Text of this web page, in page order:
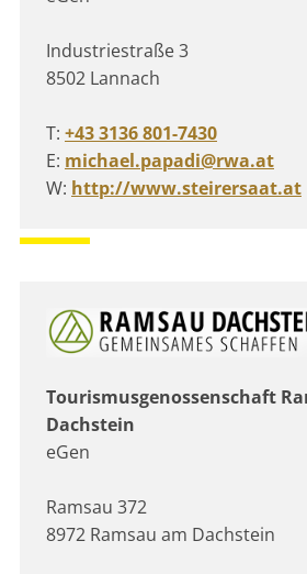
Industriestraße 3
8502 Lannach
T: +43 3136 801-7430
E: michael.papadi@rwa.at
W: http://www.steirersaat.at
Tourismusgenossenschaft
Dachstein
eGen
Ramsau 372
8972 Ramsau am Dachstein